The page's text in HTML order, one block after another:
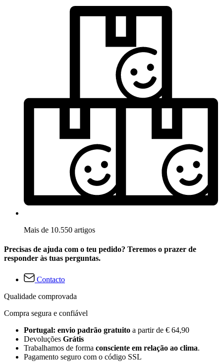
Mais de 10.550 artigos
Precisas de ajuda com o teu pedido? Teremos o prazer de
responder às tuas perguntas.
Contacto
Qualidade comprovada
Compra segura e confiável
Portugal: envio padrão gratuito a partir de € 64,90
Devoluções Grátis
Trabalhamos de forma consciente em relação ao clima.
Pagamento seguro com o código SSL